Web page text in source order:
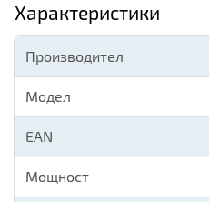
Характеристики
Производител
Модел
EAN
Мощност